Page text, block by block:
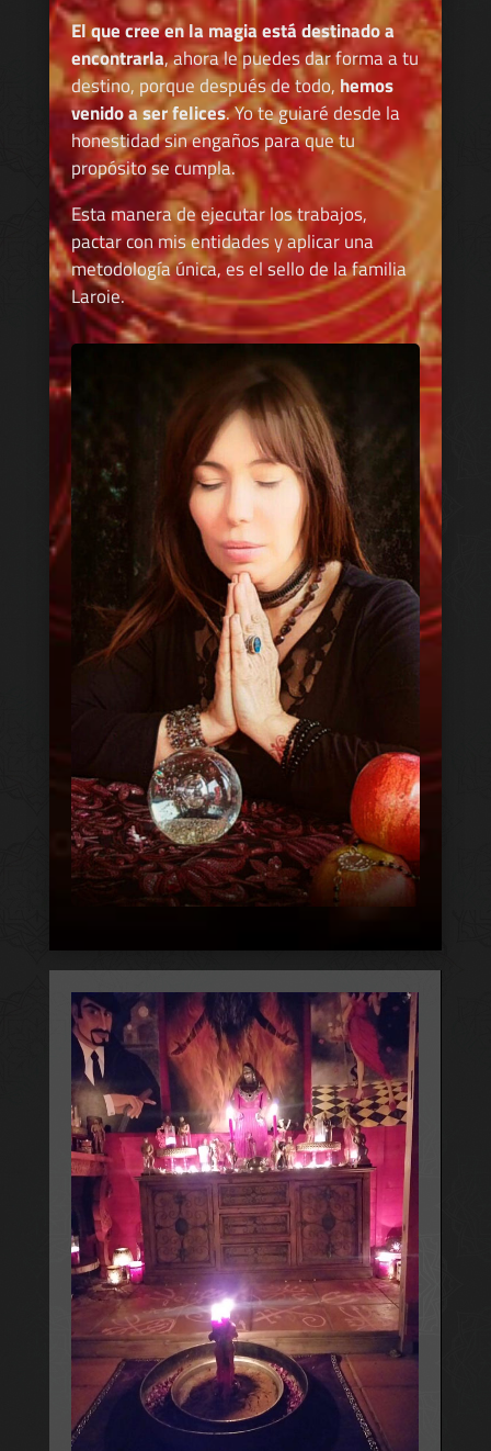
El que cree en la magia está destinado a
encontrarla, ahora le puedes dar forma a tu
destino, porque después de todo, hemos
venido a ser felices. Yo te guiaré desde la
honestidad sin engaños para que tu
propósito se cumpla.
Esta manera de ejecutar los trabajos,
pactar con mis entidades y aplicar una
metodología única, es el sello de la familia
Laroie.